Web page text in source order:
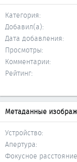
Категория
Добавил(а)
Дата добавления
Просмотры
Комментарии
Рейтинг
Метаданные
Устройство
Апертура
Фокусное расстояние